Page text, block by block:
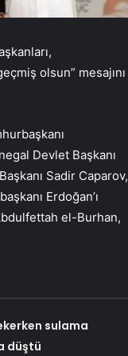
olsun” mesajını
Devlet Başkanı
Sadir Caparov,
Erdoğan’ı
el-Burhan,
sulama
düştü